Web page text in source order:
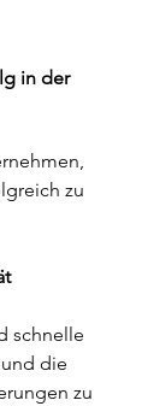
in der
zu
schnelle
die
zu